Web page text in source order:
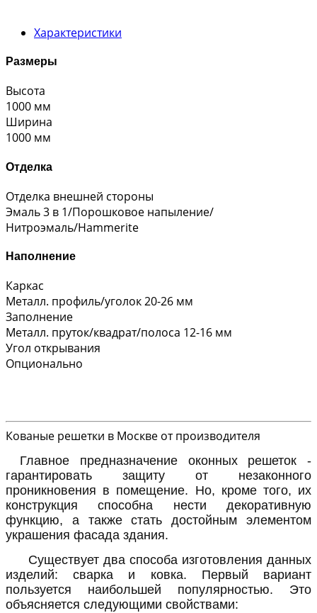
Характеристики
Размеры
Высота
1000 мм
Ширина
1000 мм
Отделка
Отделка внешней стороны
Эмаль 3 в 1/Порошковое напыление/
Нитроэмаль/Hammerite
Наполнение
Каркас
Металл. профиль/уголок 20-26 мм
Заполнение
Металл. пруток/квадрат/полоса 12-16 мм
Угол открывания
Опционально
Кованые решетки в Москве от производителя
Главное предназначение оконных решеток -
гарантировать защиту от незаконного
проникновения в помещение. Но, кроме того, их
конструкция способна нести декоративную
функцию, а также стать достойным элементом
украшения фасада здания.
Существует два способа изготовления данных
изделий: сварка и ковка. Первый вариант
пользуется наибольшей популярностью. Это
объясняется следующими свойствами: